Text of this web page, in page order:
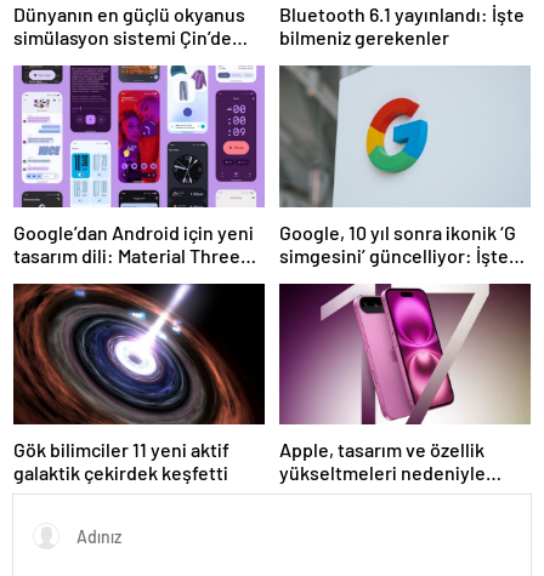
Dünyanın en güçlü okyanus
simülasyon sistemi Çin’de
faaliyete geçiyor
Bluetooth 6.1 yayınlandı: İşte
bilmeniz gerekenler
Google’dan Android için yeni
tasarım dili: Material Three
Expressive
Google, 10 yıl sonra ikonik ‘G
simgesini’ güncelliyor: İşte
yeni tasarım
Gök bilimciler 11 yeni aktif
galaktik çekirdek keşfetti
Apple, tasarım ve özellik
yükseltmeleri nedeniyle
iPhone 17 fiyatlarını artırabilir